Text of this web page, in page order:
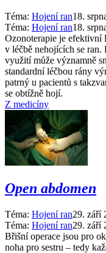
Téma: Hojení ran18.
Téma: Hojení ran18.
Ozonoterapie je efektivní
v léčbě nehojících se
využití může významně
standardní léčbou rány
patrný u pacientů s
se obtížně hojí.
Z medicíny
Open abdomen
Téma: Hojení ran29. září
Téma: Hojení ran29. září
Břišní operace jsou pro
noha pro sestru –⁠ tedy